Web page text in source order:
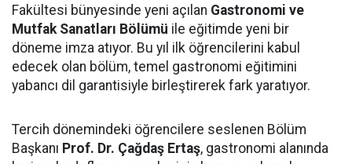
Fakültesi bünyesinde yeni açılan Gastronomi ve
Mutfak Sanatları Bölümü ile eğitimde yeni bir
döneme imza atıyor. Bu yıl ilk öğrencilerini kabul
edecek olan bölüm, temel gastronomi eğitimini
yabancı dil garantisiyle birleştirerek fark yaratıyor.
Tercih dönemindeki öğrencilere seslenen Bölüm
Başkanı Prof. Dr. Çağdaş Ertaş, gastronomi alanında